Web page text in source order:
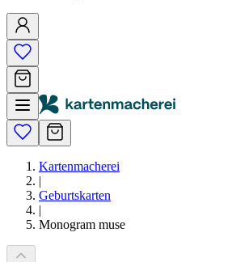
Kartenmacherei
|
Geburtskarten
|
Monogram muse